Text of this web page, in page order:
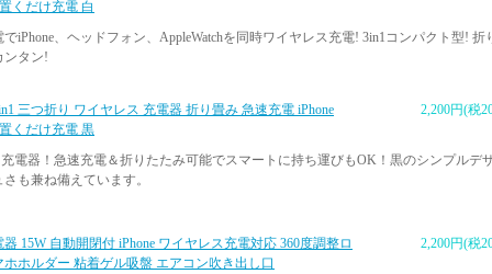
くだけ充電 白
でiPhone、ヘッドフォン、AppleWatchを同時ワイヤレス充電! 3in1コンパクト型! 折
ンタン!
2,200円(税
三つ折り ワイヤレス 充電器 折り畳み 急速充電 iPhone
くだけ充電 黒
電器！急速充電＆折りたたみ可能でスマートに持ち運びもOK！黒のシンプルデ
も兼ね備えています。
2,200円(税
15W 自動開閉付 iPhone ワイヤレス充電対応 360度調整ロ
ホルダー 粘着ゲル吸盤 エアコン吹き出し口